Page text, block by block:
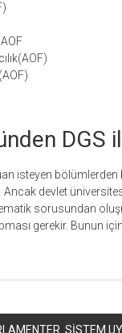
DGS
isteyen bölümlerden
devlet
sorusundan
gerekir. Bunun
SİSTEM